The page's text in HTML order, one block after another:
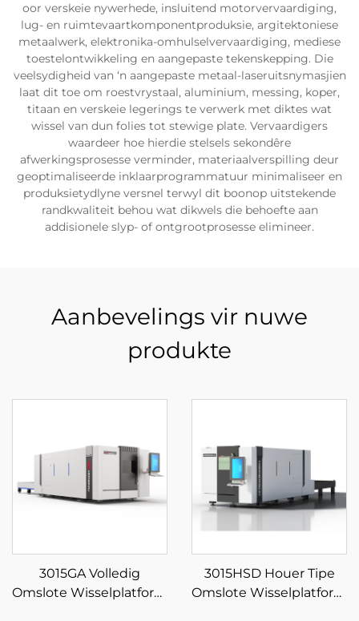
oor verskeie nywerhede, insluitend motorvervaardiging,
lug- en ruimtevaartkomponentproduksie, argitektoniese
metaalwerk, elektronika-omhulselvervaardiging, mediese
toestelontwikkeling en aangepaste tekenskepping. Die
veelsydigheid van ‘n aangepaste metaal-laseruitsnymasjien
laat dit toe om roestvrystaal, aluminium, messing, koper,
titaan en verskeie legerings te verwerk met diktes wat
wissel van dun folies tot stewige plate. Vervaardigers
waardeer hoe hierdie stelsels sekondêre
afwerkingsprosesse verminder, materiaalverspilling deur
geoptimaliseerde inklaarprogrammatuur minimaliseer en
produksietydlyne versnel terwyl dit boonop uitstekende
randkwaliteit behou wat dikwels die behoefte aan
addisionele slyp- of ontgrootprosesse elimineer.
Aanbevelings vir nuwe
produkte
3015GA Volledig
Omslote Wisselplatform
3015HSD Houer Tipe
Omslote Wisselplatform